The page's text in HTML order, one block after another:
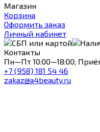
Магазин
Корзина
Оформить заказ
Личный кабинет
Контакты
Пн—Пт 10:00—18:00;
+7 (958) 181 54 46
zakaz@a4beauty.ru